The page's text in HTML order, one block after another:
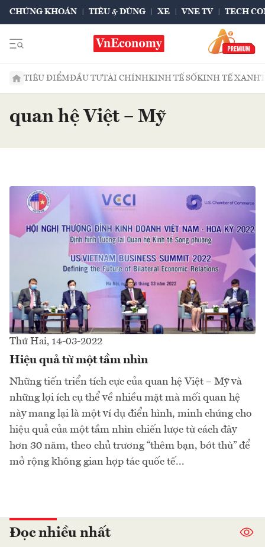
CHỨNG KHOÁN TIÊU & DÙNG XE VNE TV TECH
TIÊU ĐIỂMĐẦU TƯTÀI CHÍNHKINH TẾ SỐKINH TẾ XANH
quan hệ Việt – Mỹ
Thứ Hai, 14-03-2022
Hiệu quả từ một tầm nhìn
Những tiến triển tích cực của quan hệ Việt – Mỹ và
những lợi ích cụ thể về nhiều mặt mà mối quan hệ
này mang lại là một ví dụ điển hình, minh chứng cho
hiệu quả của một tầm nhìn chiến lược từ cách đây
hơn 30 năm, theo chủ trương “thêm bạn, bớt thù” để
mở rộng không gian hợp tác quốc tế...
Đọc nhiều nhất